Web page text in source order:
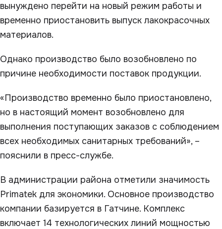
вынуждено перейти на новый режим работы и
временно приостановить выпуск лакокрасочных
материалов.
Однако производство было возобновлено по
причине необходимости поставок продукции.
«Производство временно было приостановлено,
но в настоящий момент возобновлено для
выполнения поступающих заказов с соблюдением
всех необходимых санитарных требований», –
пояснили в пресс-службе.
В администрации района отметили значимость
Primatek для экономики. Основное производство
компании базируется в Гатчине. Комплекс
включает 14 технологических линий мощностью